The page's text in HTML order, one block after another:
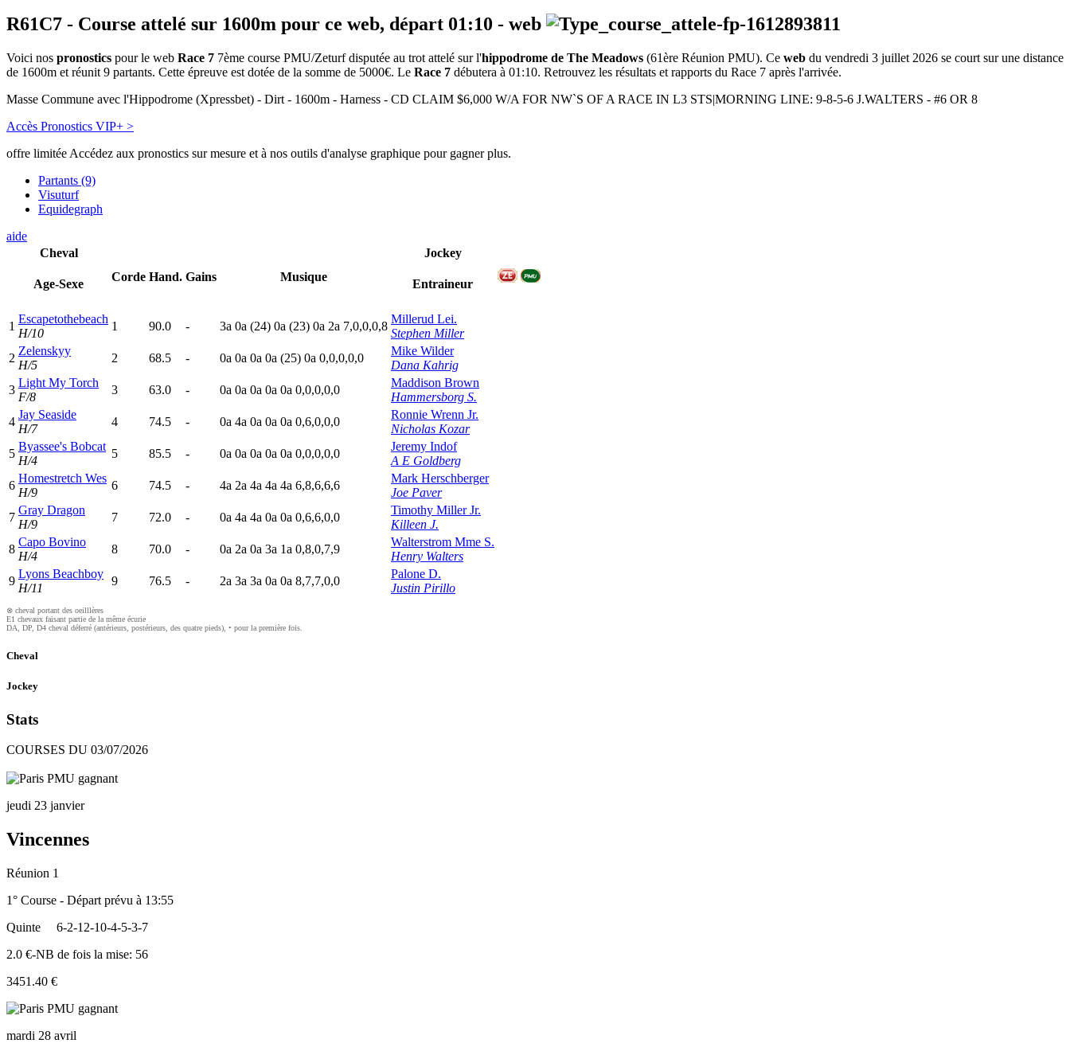
R61C7 - Course attelé sur 1600m pour ce web, départ 01:10 - web
Voici nos pronostics pour le web Race 7 7ème course PMU/Zeturf disputée au trot attelé sur l'hippodrome de The Meadows (61ère Réunion PMU). Ce web du vendredi 3 juillet 2026 se court sur une distance
de 1600m et réunit 9 partants. Cette épreuve est dotée de la somme de 5000€. Le Race 7 débutera à 01:10. Retrouvez les résultats et rapports du Race 7 après l'arrivée.
Masse Commune avec l'Hippodrome (Xpressbet) - Dirt - 1600m - Harness - CD CLAIM $6,000 W/A FOR NW`S OF A RACE IN L3 STS|MORNING LINE: 9-8-5-6 J.WALTERS - #6 OR 8
Accès Pronostics VIP+ >
offre limitée Accédez aux pronostics sur mesure et à nos outils d'analyse graphique pour gagner plus.
Partants (9)
Visuturf
Equidegraph
aide
Cheval
Age-Sexe
Corde Hand. Gains Musique
Jockey
Entraineur
1
Escapetothebeach
H/10
1 90.0 - 3a 0a (24) 0a (23) 0a 2a 7,0,0,0,8
Millerud Lei.
Stephen Miller
2
Zelenskyy
H/5
2 68.5 - 0a 0a 0a 0a (25) 0a 0,0,0,0,0
Mike Wilder
Dana Kahrig
3
Light My Torch
F/8
3 63.0 - 0a 0a 0a 0a 0a 0,0,0,0,0
Maddison Brown
Hammersborg S.
4
Jay Seaside
H/7
4 74.5 - 0a 4a 0a 0a 0a 0,6,0,0,0
Ronnie Wrenn Jr.
Nicholas Kozar
5
Byassee's Bobcat
H/4
5 85.5 - 0a 0a 0a 0a 0a 0,0,0,0,0
Jeremy Indof
A E Goldberg
6
Homestretch Wes
H/9
6 74.5 - 4a 2a 4a 4a 4a 6,8,6,6,6
Mark Herschberger
Joe Paver
7
Gray Dragon
H/9
7 72.0 - 0a 4a 4a 0a 0a 0,6,6,0,0
Timothy Miller Jr.
Killeen J.
8
Capo Bovino
H/4
8 70.0 - 0a 2a 0a 3a 1a 0,8,0,7,9
Walterstrom Mme S.
Henry Walters
9
Lyons Beachboy
H/11
9 76.5 - 2a 3a 3a 0a 0a 8,7,7,0,0
Palone D.
Justin Pirillo
⊗ cheval portant des oeilllères
E1 chevaux faisant partie de la même écurie
DA, DP, D4 cheval déferré (antérieurs, postérieurs, des quatre pieds), • pour la première fois.
Cheval
Jockey
Stats
COURSES DU 03/07/2026
jeudi 23 janvier
Vincennes
Réunion 1
1° Course - Départ prévu à 13:55
Quinte
6-2-12-10-4-5-3-7
2.0 €-NB de fois la mise: 56
3451.40 €
mardi 28 avril